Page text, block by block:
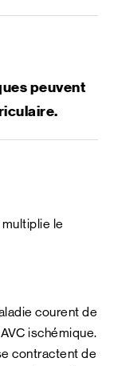
peuvent
le
courent de
ischémique.
contractent de